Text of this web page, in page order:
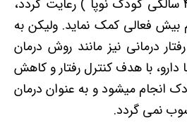
همان ابتدای کودکی( 4 سالگی کودک نوپا ) رعایت گردد،
بیش فعالی کمک نماید. ولیکن به
درمانی نیز مانند روش درمان
دارو، با هدف کنترل رفتار و کاهش
انجام میشود و به عنوان درمان
نمی گردد.